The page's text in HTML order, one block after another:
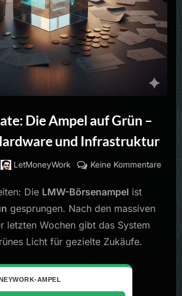
Die Ampel auf Grün –
und Infrastruktur
By
LetMoneyWork Keine Kommentarezu
Die LMW-Börsenampel ist
gesprungen. Nach den massiven
letzten Wochen gibt das System
Licht für gezielte Zukäufe.
AMPEL